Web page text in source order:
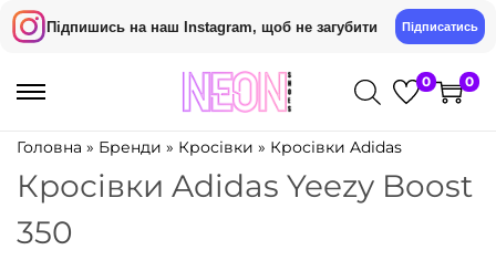
Підпишись на наш Instagram, щоб не загубити Підписатись
П
е
П
е
0 0
Головна » Бренди » Кросівки » Кросівки Adidas
Кросівки Adidas Yeezy Boost
350